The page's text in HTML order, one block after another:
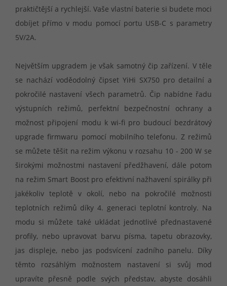
praktičtější a rychlejší. Vaše vlastní baterie si budete moci
dobíjet přímo v modu pomocí portu USB-C s parametry
5V/2A.
Největším upgradem je však samotný čip zařízení. V těle
se nachází voděodolný čipset YiHi SX750 pro detailní a
pokročilé nastavení všech parametrů. Čip nabídne řadu
výstupních režimů, perfektní bezpečnostní ochrany a
možnost připojení modu k wi-fi pro budoucí bezdrátový
upgrade firmwaru pomocí mobilního telefonu. Z režimů
se můžete těšit na režim výkonu v rozsahu 10 - 200 W se
širokými možnostmi nastavení předžhavení, dále potom
na režim Smart Boost pro efektivní nažhavení spirálky při
jakékoliv teplotě v okolí, nebo na pokročilé možnosti
teplotních režimů díky 4. generaci teplotní kontroly. Na
modu si můžete také ukládat jednotlivé přednastavené
profily, nebo upravovat barvu písma, tapetu obrazovky,
jas displeje, nebo jas podsvícení zadního panelu. Díky
těmto rozsáhlým možnostem nastavení si svůj mod
upravíte přesně podle svých představ, abyste dosáhli